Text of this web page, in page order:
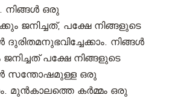
നിങ്ങൾ ഒരു
ജനിച്ചത്, പക്ഷേ നിങ്ങളുടെ
നിങ്ങൾ
ജനിച്ചത് പക്ഷേ നിങ്ങളുടെ
സന്തോഷമുള്ള ഒരു
മുൻകാലത്തെ കർമ്മം ഒരു